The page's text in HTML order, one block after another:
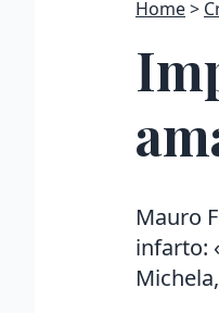
Home
Mauro
infarto: